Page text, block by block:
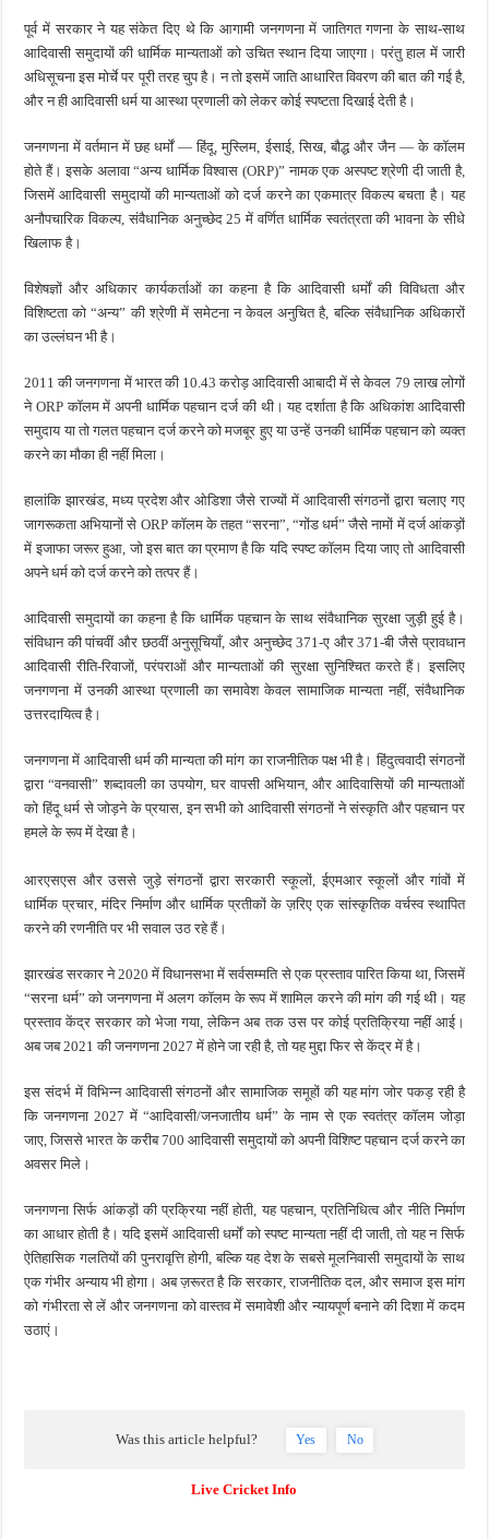
पूर्व में सरकार ने यह संकेत दिए थे कि आगामी जनगणना में जातिगत गणना के साथ-साथ
आदिवासी समुदायों की धार्मिक मान्यताओं को उचित स्थान दिया जाएगा। परंतु हाल में जारी
अधिसूचना इस मोर्चे पर पूरी तरह चुप है। न तो इसमें जाति आधारित विवरण की बात की गई है,
और न ही आदिवासी धर्म या आस्था प्रणाली को लेकर कोई स्पष्टता दिखाई देती है।
जनगणना में वर्तमान में छह धर्मों — हिंदू, मुस्लिम, ईसाई, सिख, बौद्ध और जैन — के कॉलम
होते हैं। इसके अलावा “अन्य धार्मिक विश्वास (ORP)” नामक एक अस्पष्ट श्रेणी दी जाती है,
जिसमें आदिवासी समुदायों की मान्यताओं को दर्ज करने का एकमात्र विकल्प बचता है। यह
अनौपचारिक विकल्प, संवैधानिक अनुच्छेद 25 में वर्णित धार्मिक स्वतंत्रता की भावना के सीधे
खिलाफ है।
विशेषज्ञों और अधिकार कार्यकर्ताओं का कहना है कि आदिवासी धर्मों की विविधता और
विशिष्टता को “अन्य” की श्रेणी में समेटना न केवल अनुचित है, बल्कि संवैधानिक अधिकारों
का उल्लंघन भी है।
2011 की जनगणना में भारत की 10.43 करोड़ आदिवासी आबादी में से केवल 79 लाख लोगों
ने ORP कॉलम में अपनी धार्मिक पहचान दर्ज की थी। यह दर्शाता है कि अधिकांश आदिवासी
समुदाय या तो गलत पहचान दर्ज करने को मजबूर हुए या उन्हें उनकी धार्मिक पहचान को व्यक्त
करने का मौका ही नहीं मिला।
हालांकि झारखंड, मध्य प्रदेश और ओडिशा जैसे राज्यों में आदिवासी संगठनों द्वारा चलाए गए
जागरूकता अभियानों से ORP कॉलम के तहत “सरना”, “गोंड धर्म” जैसे नामों में दर्ज आंकड़ों
में इजाफा जरूर हुआ, जो इस बात का प्रमाण है कि यदि स्पष्ट कॉलम दिया जाए तो आदिवासी
अपने धर्म को दर्ज करने को तत्पर हैं।
आदिवासी समुदायों का कहना है कि धार्मिक पहचान के साथ संवैधानिक सुरक्षा जुड़ी हुई है।
संविधान की पांचवीं और छठवीं अनुसूचियाँ, और अनुच्छेद 371-ए और 371-बी जैसे प्रावधान
आदिवासी रीति-रिवाजों, परंपराओं और मान्यताओं की सुरक्षा सुनिश्चित करते हैं। इसलिए
जनगणना में उनकी आस्था प्रणाली का समावेश केवल सामाजिक मान्यता नहीं, संवैधानिक
उत्तरदायित्व है।
जनगणना में आदिवासी धर्म की मान्यता की मांग का राजनीतिक पक्ष भी है। हिंदुत्ववादी संगठनों
द्वारा “वनवासी” शब्दावली का उपयोग, घर वापसी अभियान, और आदिवासियों की मान्यताओं
को हिंदू धर्म से जोड़ने के प्रयास, इन सभी को आदिवासी संगठनों ने संस्कृति और पहचान पर
हमले के रूप में देखा है।
आरएसएस और उससे जुड़े संगठनों द्वारा सरकारी स्कूलों, ईएमआर स्कूलों और गांवों में
धार्मिक प्रचार, मंदिर निर्माण और धार्मिक प्रतीकों के ज़रिए एक सांस्कृतिक वर्चस्व स्थापित
करने की रणनीति पर भी सवाल उठ रहे हैं।
झारखंड सरकार ने 2020 में विधानसभा में सर्वसम्मति से एक प्रस्ताव पारित किया था, जिसमें
“सरना धर्म” को जनगणना में अलग कॉलम के रूप में शामिल करने की मांग की गई थी। यह
प्रस्ताव केंद्र सरकार को भेजा गया, लेकिन अब तक उस पर कोई प्रतिक्रिया नहीं आई।
अब जब 2021 की जनगणना 2027 में होने जा रही है, तो यह मुद्दा फिर से केंद्र में है।
इस संदर्भ में विभिन्न आदिवासी संगठनों और सामाजिक समूहों की यह मांग जोर पकड़ रही है
कि जनगणना 2027 में “आदिवासी/जनजातीय धर्म” के नाम से एक स्वतंत्र कॉलम जोड़ा
जाए, जिससे भारत के करीब 700 आदिवासी समुदायों को अपनी विशिष्ट पहचान दर्ज करने का
अवसर मिले।
जनगणना सिर्फ आंकड़ों की प्रक्रिया नहीं होती, यह पहचान, प्रतिनिधित्व और नीति निर्माण
का आधार होती है। यदि इसमें आदिवासी धर्मों को स्पष्ट मान्यता नहीं दी जाती, तो यह न सिर्फ
ऐतिहासिक गलतियों की पुनरावृत्ति होगी, बल्कि यह देश के सबसे मूलनिवासी समुदायों के साथ
एक गंभीर अन्याय भी होगा। अब ज़रूरत है कि सरकार, राजनीतिक दल, और समाज इस मांग
को गंभीरता से लें और जनगणना को वास्तव में समावेशी और न्यायपूर्ण बनाने की दिशा में कदम
उठाएं।
Was this article helpful? Yes No
Live Cricket Info